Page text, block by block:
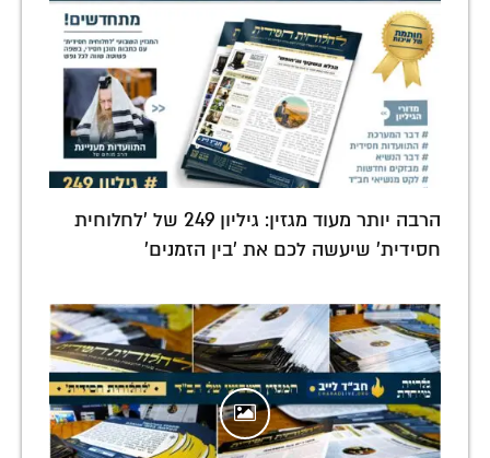
הרבה יותר מעוד מגזין: גיליון 249 של 'לחלוחית
חסידית' שיעשה לכם את 'בין הזמנים'